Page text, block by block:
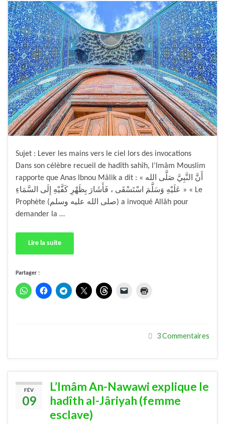
Sujet : Lever les mains vers le ciel lors des invocations
Dans son célèbre recueil de hadîth sahîh, l’Imâm Mouslim
rapporte que Anas Ibnou Mâlik a dit : « أَنَّ النَّبِيَّ صَلَّى الله
عَلَيْهِ وَسَلَّمَ اسْتَسْقَى ، فَأَشَارَ بِظَهْرِ كَفَّيْهِ إِلَى السَّمَاءِ » « Le
Prophète (صلى الله عليه وسلم) a invoqué Allâh pour
demander la …
Lire la suite
Partager :
3 Commentaires
FÉV
09
L’Imâm An-Nawawi explique le
hadîth al-Jâriyah (femme
esclave)